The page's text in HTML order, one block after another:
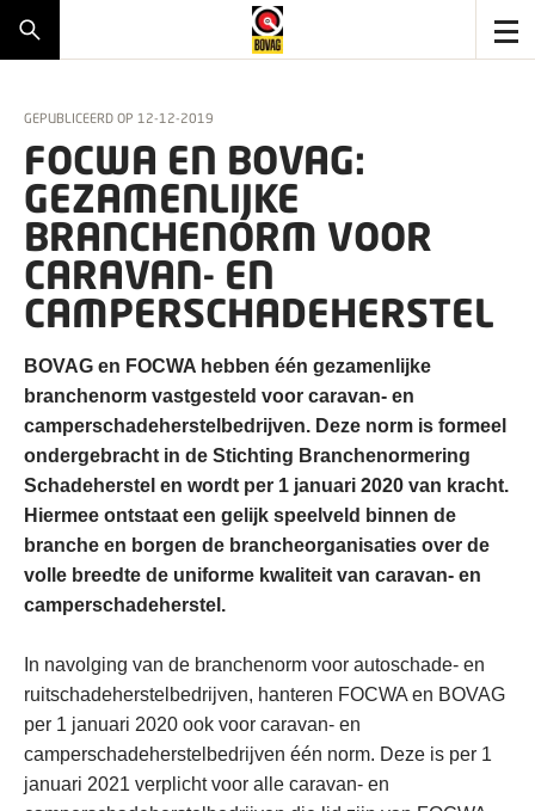
GEPUBLICEERD OP 12-12-2019
FOCWA EN BOVAG:
GEZAMENLIJKE
BRANCHENORM VOOR
CARAVAN- EN
CAMPERSCHADEHERSTEL
BOVAG en FOCWA hebben één gezamenlijke
branchenorm vastgesteld voor caravan- en
camperschadeherstelbedrijven. Deze norm is formeel
ondergebracht in de Stichting Branchenormering
Schadeherstel en wordt per 1 januari 2020 van kracht.
Hiermee ontstaat een gelijk speelveld binnen de
branche en borgen de brancheorganisaties over de
volle breedte de uniforme kwaliteit van caravan- en
camperschadeherstel.
In navolging van de branchenorm voor autoschade- en
ruitschadeherstelbedrijven, hanteren FOCWA en BOVAG
per 1 januari 2020 ook voor caravan- en
camperschadeherstelbedrijven één norm. Deze is per 1
januari 2021 verplicht voor alle caravan- en